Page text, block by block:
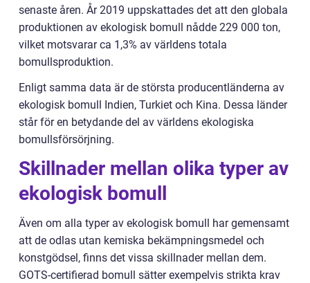
senaste åren. År 2019 uppskattades det att den globala
produktionen av ekologisk bomull nådde 229 000 ton,
vilket motsvarar ca 1,3% av världens totala
bomullsproduktion.
Enligt samma data är de största producentländerna av
ekologisk bomull Indien, Turkiet och Kina. Dessa länder
står för en betydande del av världens ekologiska
bomullsförsörjning.
Skillnader mellan olika typer av
ekologisk bomull
Även om alla typer av ekologisk bomull har gemensamt
att de odlas utan kemiska bekämpningsmedel och
konstgödsel, finns det vissa skillnader mellan dem.
GOTS-certifierad bomull sätter exempelvis strikta krav